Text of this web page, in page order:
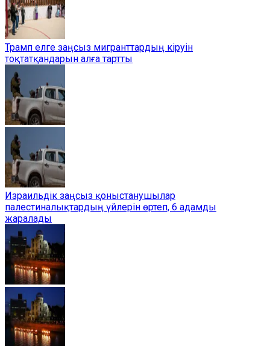
Трамп елге заңсыз мигранттардың кіруін
тоқтатқандарын алға тартты
Израильдік заңсыз қоныстанушылар
палестиналықтардың үйлерін өртеп, 6 адамды
жаралады